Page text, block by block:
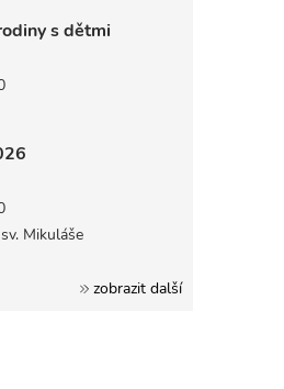
s dětmi
Mikuláše
zobrazit další